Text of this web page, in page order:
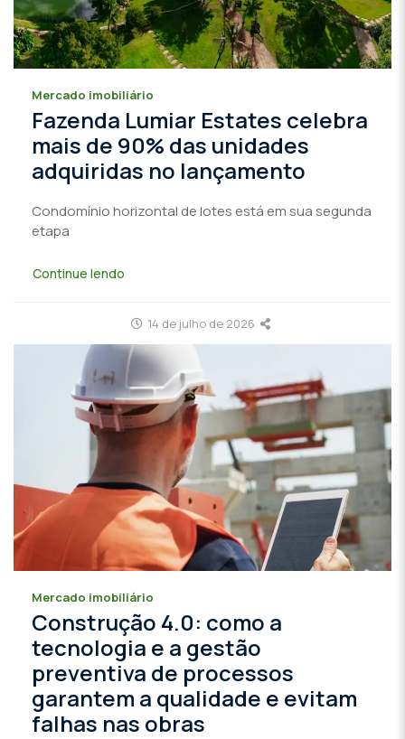
Mercado imobiliário
Fazenda Lumiar Estates celebra
mais de 90% das unidades
adquiridas no lançamento
Condomínio horizontal de lotes está em sua segunda
etapa
Continue lendo
14 de julho de 2026
Mercado imobiliário
Construção 4.0: como a
tecnologia e a gestão
preventiva de processos
garantem a qualidade e evitam
falhas nas obras